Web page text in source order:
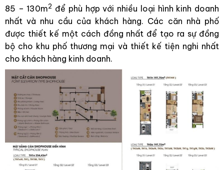
85 – 130m2 để phù hợp với nhiều loại hình kinh doanh
nhất và nhu cầu của khách hàng. Các căn nhà phố
được thiết kế một cách đồng nhất để tạo ra sự đồng
bộ cho khu phố thương mại và thiết kế tiện nghi nhất
cho khách hàng kinh doanh.